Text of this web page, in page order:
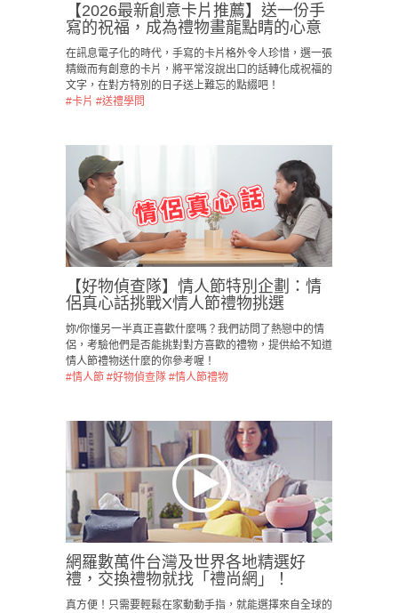
【2026最新創意卡片推薦】送一份手
寫的祝福，成為禮物畫龍點睛的心意
在訊息電子化的時代，手寫的卡片格外令人珍惜，選一張
精緻而有創意的卡片，將平常沒說出口的話轉化成祝福的
文字，在對方特別的日子送上難忘的點綴吧！
#卡片 #送禮學問
【好物偵查隊】情人節特別企劃：情
侶真心話挑戰X情人節禮物挑選
妳/你懂另一半真正喜歡什麼嗎？我們訪問了熱戀中的情
侶，考驗他們是否能挑對對方喜歡的禮物，提供給不知道
情人節禮物送什麼的你參考喔！
#情人節 #好物偵查隊 #情人節禮物
網羅數萬件台灣及世界各地精選好
禮，交換禮物就找「禮尚網」！
真方便！只需要輕鬆在家動動手指，就能選擇來自全球的